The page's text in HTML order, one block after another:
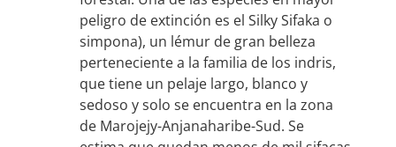
peligro de extinción es el Silky Sifaka o
simpona), un lémur de gran belleza
perteneciente a la familia de los indris,
que tiene un pelaje largo, blanco y
sedoso y solo se encuentra en la zona
de Marojejy-Anjanaharibe-Sud. Se